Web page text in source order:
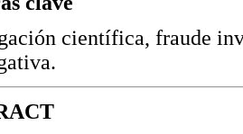
científica, fraude